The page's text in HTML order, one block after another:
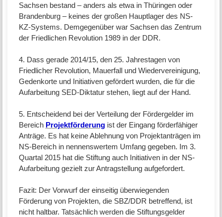
Sachsen bestand – anders als etwa in Thüringen oder
Brandenburg – keines der großen Hauptlager des NS-
KZ-Systems. Demgegenüber war Sachsen das Zentrum
der Friedlichen Revolution 1989 in der DDR.
4. Dass gerade 2014/15, den 25. Jahrestagen von
Friedlicher Revolution, Mauerfall und Wiedervereinigung,
Gedenkorte und Initiativen gefördert wurden, die für die
Aufarbeitung SED-Diktatur stehen, liegt auf der Hand.
5. Entscheidend bei der Verteilung der Fördergelder im
Bereich Projektförderungist der Eingang förderfähiger
Anträge. Es hat keine Ablehnung von Projektanträgen im
NS-Bereich in nennenswertem Umfang gegeben. Im 3.
Quartal 2015 hat die Stiftung auch Initiativen in der NS-
Aufarbeitung gezielt zur Antragstellung aufgefordert.
Fazit: Der Vorwurf der einseitig überwiegenden
Förderung von Projekten, die SBZ/DDR betreffend, ist
nicht haltbar. Tatsächlich werden die Stiftungsgelder